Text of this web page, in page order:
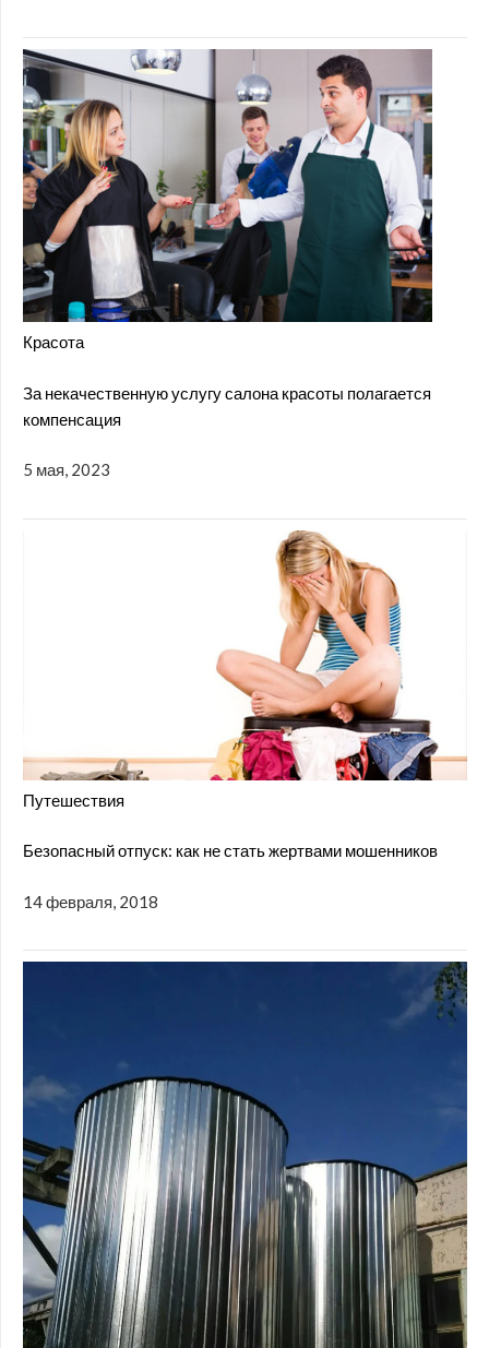
Красота
За некачественную услугу салона красоты полагается
компенсация
5 мая, 2023
Путешествия
Безопасный отпуск: как не стать жертвами мошенников
14 февраля, 2018